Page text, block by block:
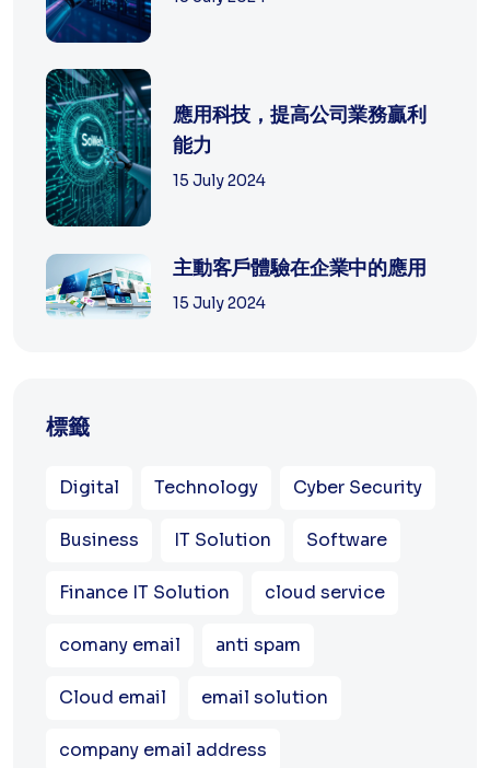
應用科技，提高公司業務贏利
能力
15 July 2024
主動客戶體驗在企業中的應用
15 July 2024
標籤
Digital Technology Cyber Security
Business IT Solution Software
Finance IT Solution cloud service
comany email anti spam
Cloud email email solution
company email address